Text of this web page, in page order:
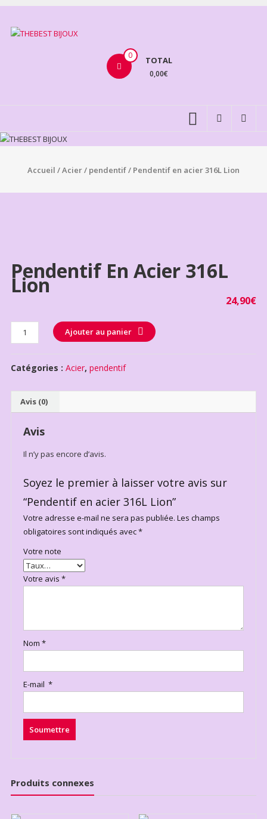
Aller
contenu
BIJOUX
0 TOTAL
0,00€
Accueil /Acier/ pendentif/ Pendentif en acier 316L Lion
Pendentif En Acier 316L
Lion
24,90€
Quantité Ajouter au panier
Catégories : Acier, pendentif
Avis (0)
Avis
Il n’y pas encore d’avis.
Soyez le premier à laisser votre avis sur
“Pendentif en acier 316L Lion”
Votre adresse e-mail ne sera pas publiée. Les champs
obligatoires sont indiqués avec*
Votre note
Votre avis *
Nom *
E-mail *
Produits connexes